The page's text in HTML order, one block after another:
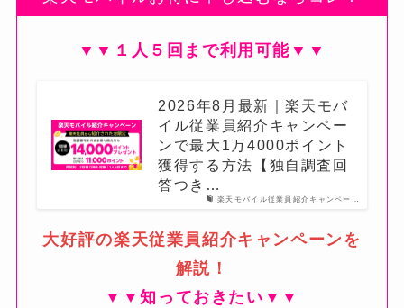
▼▼１人５回まで利用可能▼▼
楽天モバイル従業員紹介キャンペー…
2026年8月最新｜楽天モバ
イル従業員紹介キャンペー
ンで最大1万4000ポイント
獲得する方法【独自調査回
答つき…
大好評の楽天従業員紹介キャンペーンを
解説！
▼▼知っておきたい▼▼